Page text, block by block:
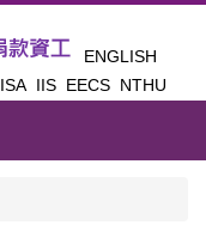
ENGLISH
ISA IIS EECS NTHU